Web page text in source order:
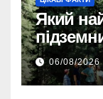
Який
06/08/2026